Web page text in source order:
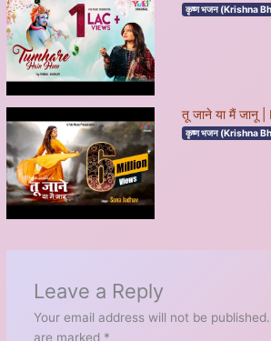
कृष्ण भजन (Krishna
तू जाने या मैं जानू
कृष्ण भजन (Krishna
Leave a Reply
Your email address will not be published.
are marked *